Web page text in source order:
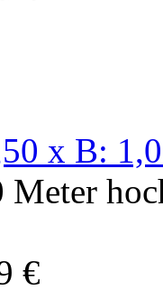
x B:
Meter
€